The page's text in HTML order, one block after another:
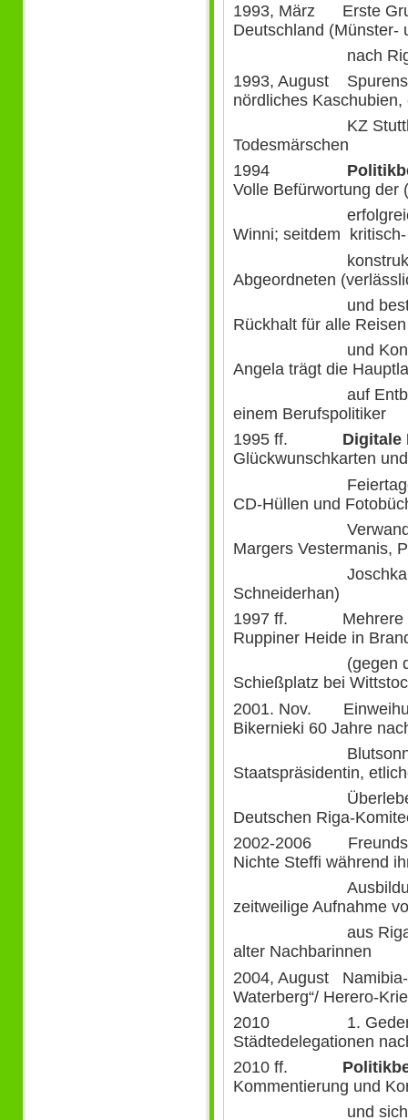
1993, März Erste
Deutschland (Münster-
nach
1993, August
nördliches Kaschubien,
KZ Stutthof
Todesmärschen
1994
Volle Befürwortung der
erfolgreichen)
Winni; seitdem kritisch-
konstruktive
Abgeordneten
und bestes
Rückhalt für alle
und
Angela trägt die
auf
einem Berufspolitiker
1995 ff. Digitale
Glückwunschkarten
Feiertagen,
CD-Hüllen und
Verwandte,
Margers Vestermanis,
Joschka
Schneiderhan)
1997 ff. Mehrere
Ruppiner Heide in
(gegen den
Schießplatz bei
2001. Nov.
Bikernieki 60 Jahre
Blutsonntag“
Staatspräsidentin,
Überlebenden,
Deutschen Riga-
2002-2006
Nichte Steffi während
Ausbildung in
zeitweilige Aufnahme
aus Riga,
alter Nachbarinnen
2004, August
Waterberg“/ Herero-
2010 1.
Städtedelegationen
2010 ff.
Kommentierung und
und